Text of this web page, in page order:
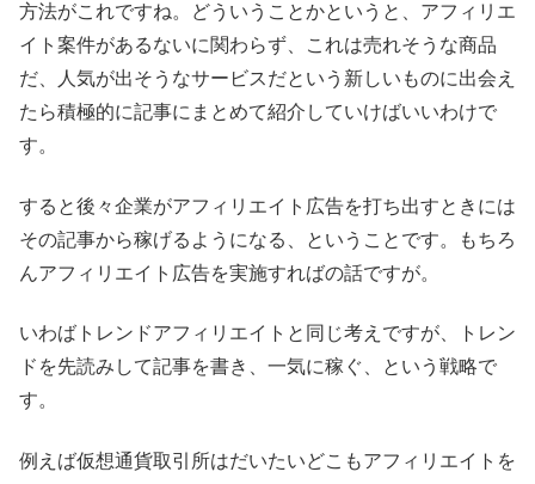
方法がこれですね。どういうことかというと、アフィリエ
イト案件があるないに関わらず、これは売れそうな商品
だ、人気が出そうなサービスだという新しいものに出会え
たら積極的に記事にまとめて紹介していけばいいわけで
す。
すると後々企業がアフィリエイト広告を打ち出すときには
その記事から稼げるようになる、ということです。もちろ
んアフィリエイト広告を実施すればの話ですが。
いわばトレンドアフィリエイトと同じ考えですが、トレン
ドを先読みして記事を書き、一気に稼ぐ、という戦略で
す。
例えば仮想通貨取引所はだいたいどこもアフィリエイトを